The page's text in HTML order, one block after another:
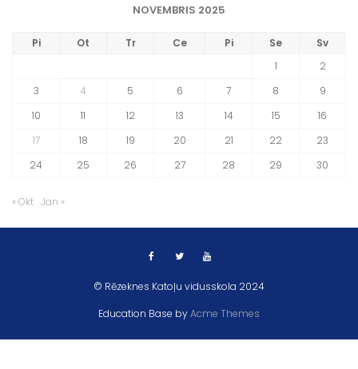
NOVEMBRIS 2025
Pi Ot Tr Ce Pi Se
Sv
1
2
3
4 5 6 7 8
9
10
11 12 13 14 15
16
17
18 19 20 21 22
23
24
25 26 27 28 29 30
« Okt Jan »
© Rēzeknes Katoļu vidusskola 2024
Education Base byAcme Themes